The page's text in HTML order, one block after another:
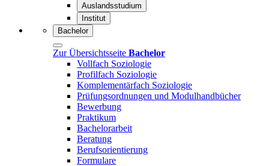
Auslandsstudium
Institut
Bachelor
Zur Übersichtsseite Bachelor
Vollfach Soziologie
Profilfach Soziologie
Komplementärfach Soziologie
Prüfungsordnungen und Modulhandbücher
Bewerbung
Praktikum
Bachelorarbeit
Beratung
Berufsorientierung
Formulare